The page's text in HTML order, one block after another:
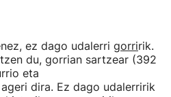
ez dago udalerri gorririk.
du, gorrian sartzear (392
eta
dira. Ez dago udalerririk